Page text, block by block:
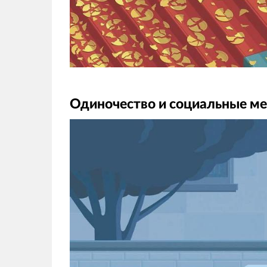
Одиночество и социальные